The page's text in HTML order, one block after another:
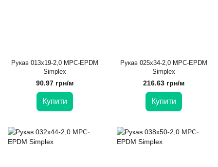
Рукав 013х19-2,0 MPC-EPDM
Simplex
90.97 грн/м
Купити
Рукав 025х34-2,0 MPC-EPDM
Simplex
216.63 грн/м
Купити